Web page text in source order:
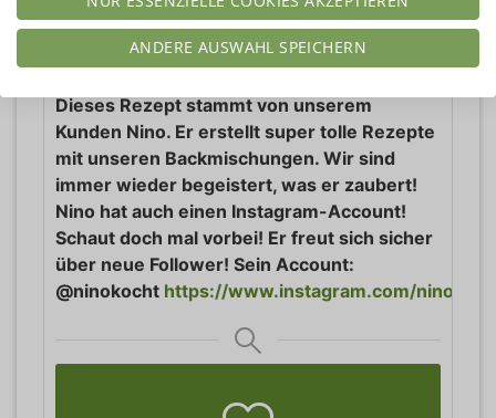
SONSTIGES
Dieses Rezept stammt von unserem
Kunden Nino. Er erstellt super tolle Rezepte
mit unseren Backmischungen. Wir sind
immer wieder begeistert, was er zaubert!
Nino hat auch einen Instagram-Account!
Schaut doch mal vorbei! Er freut sich sicher
über neue Follower! Sein Account:
@ninokocht https://www.instagram.com/
ANDERE AUSWAHL SPEICHERN